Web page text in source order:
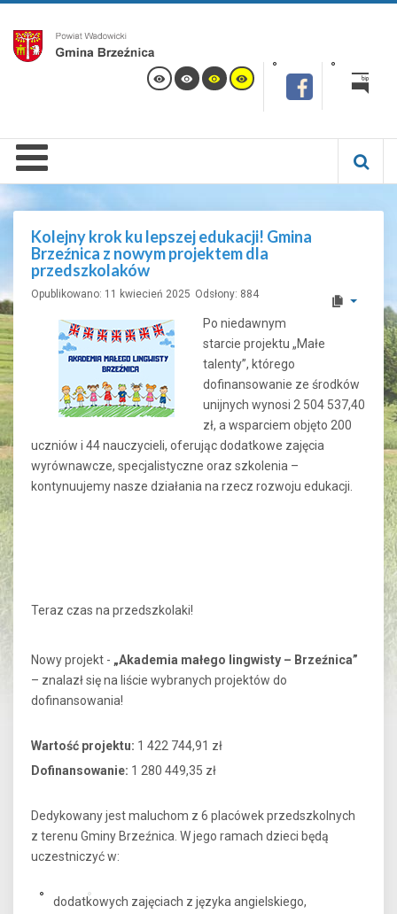
Kolejny krok ku lepszej edukacji! Gmina
Brzeźnica z nowym projektem dla
przedszkolaków
Opublikowano: 11 kwiecień 2025 Odsłony: 884
Po niedawnym
starcie projektu „Małe
talenty”, którego
dofinansowanie ze środków
unijnych wynosi 2 504 537,40
zł, a wsparciem objęto 200
uczniów i 44 nauczycieli, oferując dodatkowe zajęcia
wyrównawcze, specjalistyczne oraz szkolenia –
kontynuujemy nasze działania na rzecz rozwoju edukacji.
Teraz czas na przedszkolaki!
Nowy projekt - „Akademia małego lingwisty – Brzeźnica”
– znalazł się na liście wybranych projektów do
dofinansowania!
Wartość projektu: 1 422 744,91 zł
Dofinansowanie: 1 280 449,35 zł
Dedykowany jest maluchom z 6 placówek przedszkolnych
z terenu Gminy Brzeźnica. W jego ramach dzieci będą
uczestniczyć w:
dodatkowych zajęciach z języka angielskiego,